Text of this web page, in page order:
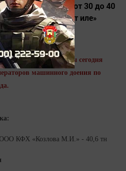
40,6 тн Надоили от 30 до 40
филиал ООО «Сэт иле»
- 38,2...
мы сегодня
машинного доения по
КФХ «Козлова М.И.» - 40,6 тн